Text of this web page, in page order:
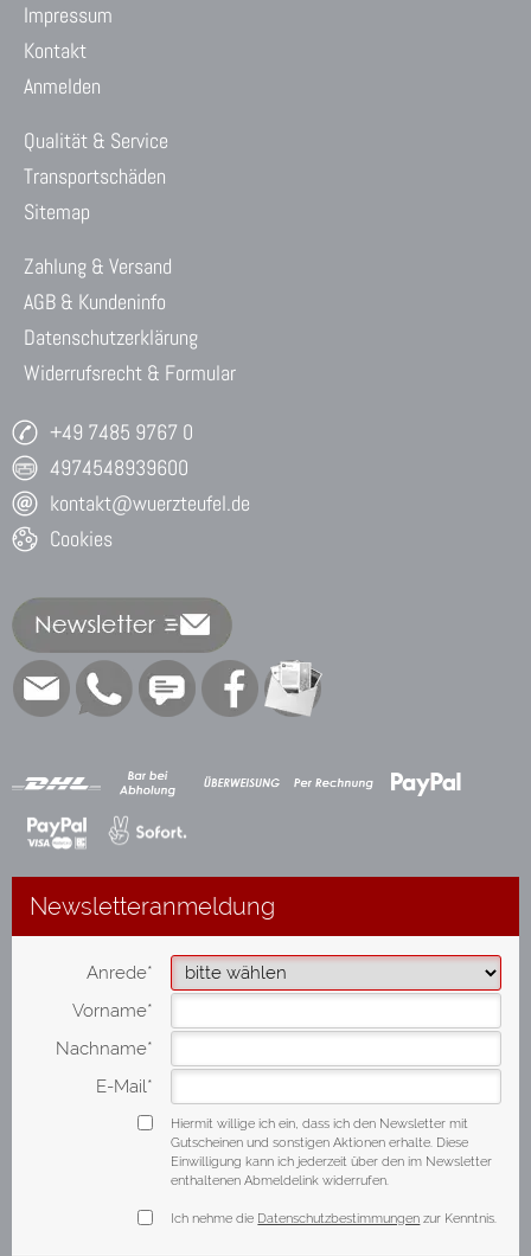
Impressum
Kontakt
Anmelden
Qualität & Service
Transportschäden
Sitemap
Zahlung & Versand
AGB & Kundeninfo
Datenschutzerklärung
Widerrufsrecht & Formular
+49 7485 9767 0
4974548939600
kontakt@wuerzteufel.de
Cookies